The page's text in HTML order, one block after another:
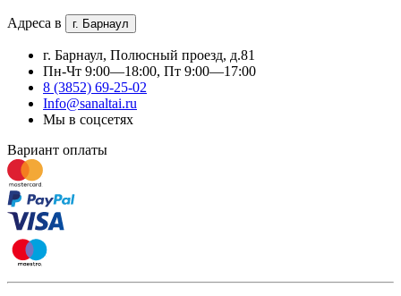
Адреса в г. Барнаул
г. Барнаул, Полюсный проезд, д.81
Пн-Чт 9:00—18:00, Пт 9:00—17:00
8 (3852) 69-25-02
Info@sanaltai.ru
Мы в соцсетях
Вариант оплаты